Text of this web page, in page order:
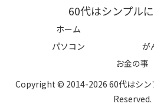
60代はシンプル
ホーム
パソコン
が
お金の事
Copyright © 2014-2026 60代はシン
Reserved.